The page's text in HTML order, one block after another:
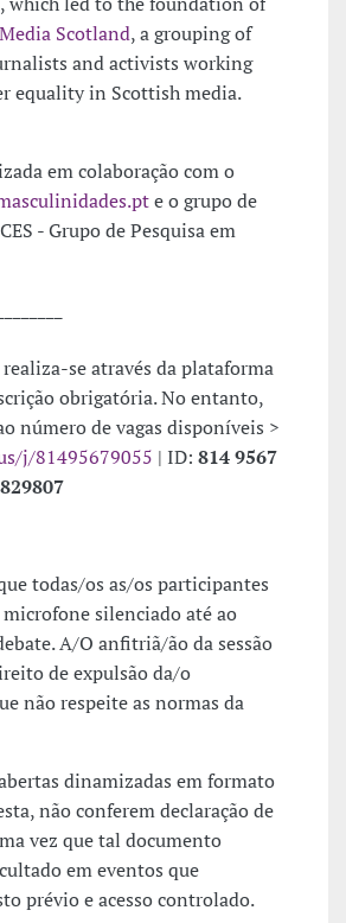
Scotland, a grouping of
and activists working
equality in Scottish media.
em colaboração com o
e o grupo de
- Grupo de Pesquisa em
se através da plataforma
obrigatória. No entanto,
número de vagas disponíveis >
j/81495679055 | ID: 814 9567
829807
todas/os as/os participantes
silenciado até ao
A/O anfitriã/ão da sessão
de expulsão da/o
não respeite as normas da
dinamizadas em formato
não conferem declaração de
vez que tal documento
em eventos que
prévio e acesso controlado.